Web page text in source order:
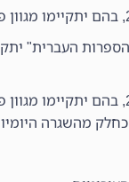
העברית"
האירועים יערכו בין
מהשגרה